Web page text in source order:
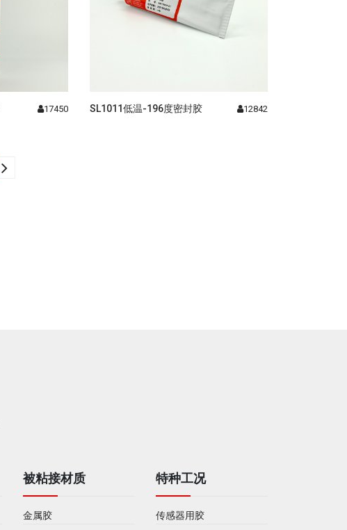
17450 SL1011低温-196度密封胶 12842
被粘接材质
金属胶
特种工况
传感器用胶